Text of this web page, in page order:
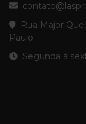
Rua Major
Paulo
Segunda à